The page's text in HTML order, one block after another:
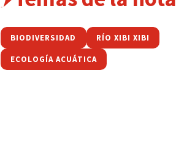
BIODIVERSIDAD RÍO XIBI XIBI
ECOLOGÍA ACUÁTICA